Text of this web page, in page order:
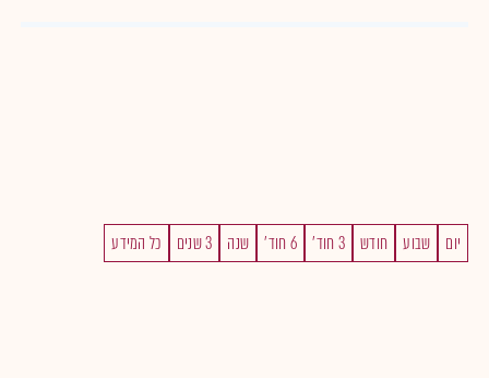
יום שבוע חודש 3 חוד' 6 חוד' שנה 3 שנים כל המידע